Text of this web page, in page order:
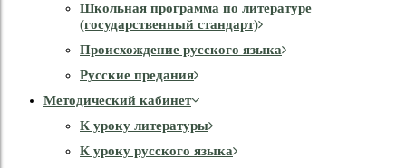
Школьная программа по литературе
(государственный стандарт)
Происхождение русского языка
Русские предания
Методический кабинет
К уроку литературы
К уроку русского языка